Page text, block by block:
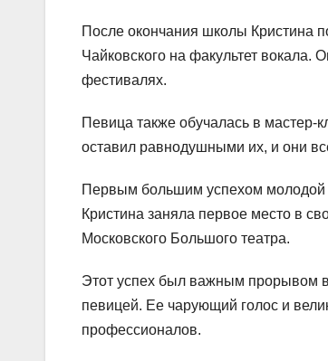
После окончания школы Кристина
Чайковского на факультет вокала.
фестивалях.
Певица также обучалась в мастер-
оставил равнодушными их, и они
Первым большим успехом молодой
Кристина заняла первое место в
Московского Большого театра.
Этот успех был важным прорывом
певицей. Ее чарующий голос и
профессионалов.